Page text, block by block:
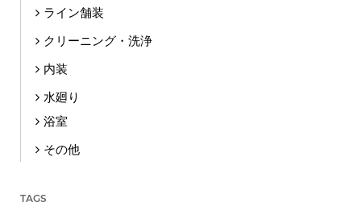
ライン舗装
クリーニング・洗浄
内装
水廻り
浴室
その他
TAGS